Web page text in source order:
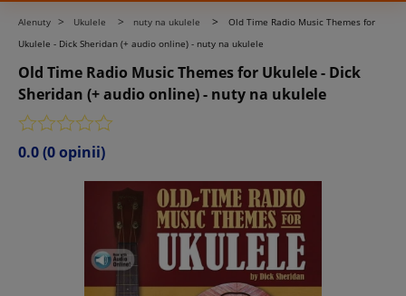
Alenuty > Ukulele > nuty na ukulele >
Old Time Radio Music Themes for
Ukulele - Dick Sheridan (+ audio online) - nuty na ukulele
Old Time Radio Music Themes for Ukulele - Dick
Sheridan (+ audio online) - nuty na ukulele
0.0(0 opinii)